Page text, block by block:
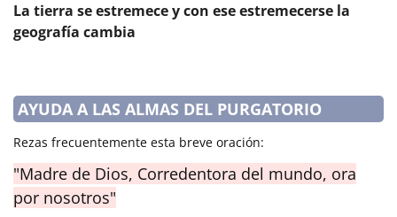
La tierra se estremece y con ese estremecerse la
geografía cambia
AYUDA A LAS ALMAS DEL PURGATORIO
Rezas frecuentemente esta breve oración:
"Madre de Dios, Corredentora del mundo, ora
por nosotros"